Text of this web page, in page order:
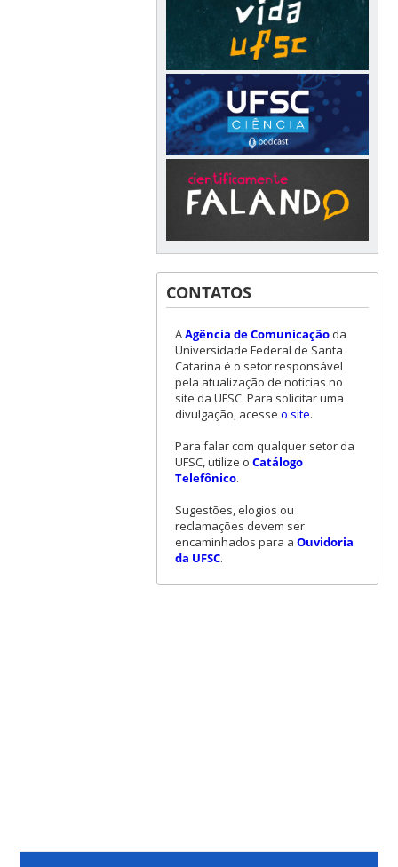
CONTATOS
AAgência de Comunicaçãoda
Universidade Federal de Santa
Catarina é o setor responsável
pela atualização de notícias no
site da UFSC. Para solicitar uma
divulgação, acesse o site.
Para falar com qualquer setor da
UFSC, utilize o Catálogo
Telefônico.
Sugestões, elogios ou
reclamações devem ser
encaminhados para a Ouvidoria
da UFSC.